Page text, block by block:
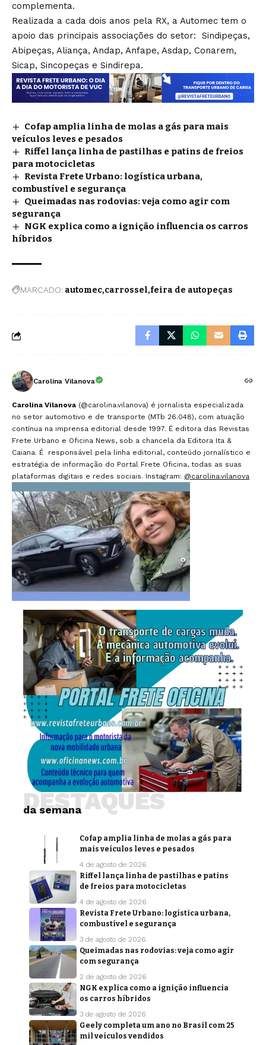
complementa.
Realizada a cada dois anos pela RX, a Automec tem o
apoio das principais associações do setor: Sindipeças,
Abipeças, Aliança, Andap, Anfape, Asdap, Conarem,
Sicap, Sincopeças e Sindirepa.
Cofap amplia linha de molas a gás para mais
veículos leves e pesados
Riffel lança linha de pastilhas e patins de freios
para motocicletas
Revista Frete Urbano: logística urbana,
combustível e segurança
Queimadas nas rodovias: veja como agir com
segurança
NGK explica como a ignição influencia os carros
híbridos
MARCADO: automec carrossel feira de autopeças
Carolina Vilanova
Carolina Vilanova (@carolina.vilanova) é jornalista especializada
no setor automotivo e de transporte (MTb 26.048), com atuação
contínua na imprensa editorial desde 1997. É editora das Revistas
Frete Urbano e Oficina News, sob a chancela da Editora Ita &
Caiana. É responsável pela linha editorial, conteúdo jornalístico e
estratégia de informação do Portal Frete Oficina, todas as suas
plataformas digitais e redes sociais. Instagram: @carolina.vilanova
da semana
DESTAQUES
Cofap amplia linha de molas a gás para
mais veículos leves e pesados
4 de agosto de 2026
Riffel lança linha de pastilhas e patins
de freios para motocicletas
4 de agosto de 2026
Revista Frete Urbano: logística urbana,
combustível e segurança
3 de agosto de 2026
Queimadas nas rodovias: veja como agir
com segurança
2 de agosto de 2026
NGK explica como a ignição influencia
os carros híbridos
3 de agosto de 2026
Geely completa um ano no Brasil com 25
mil veículos vendidos